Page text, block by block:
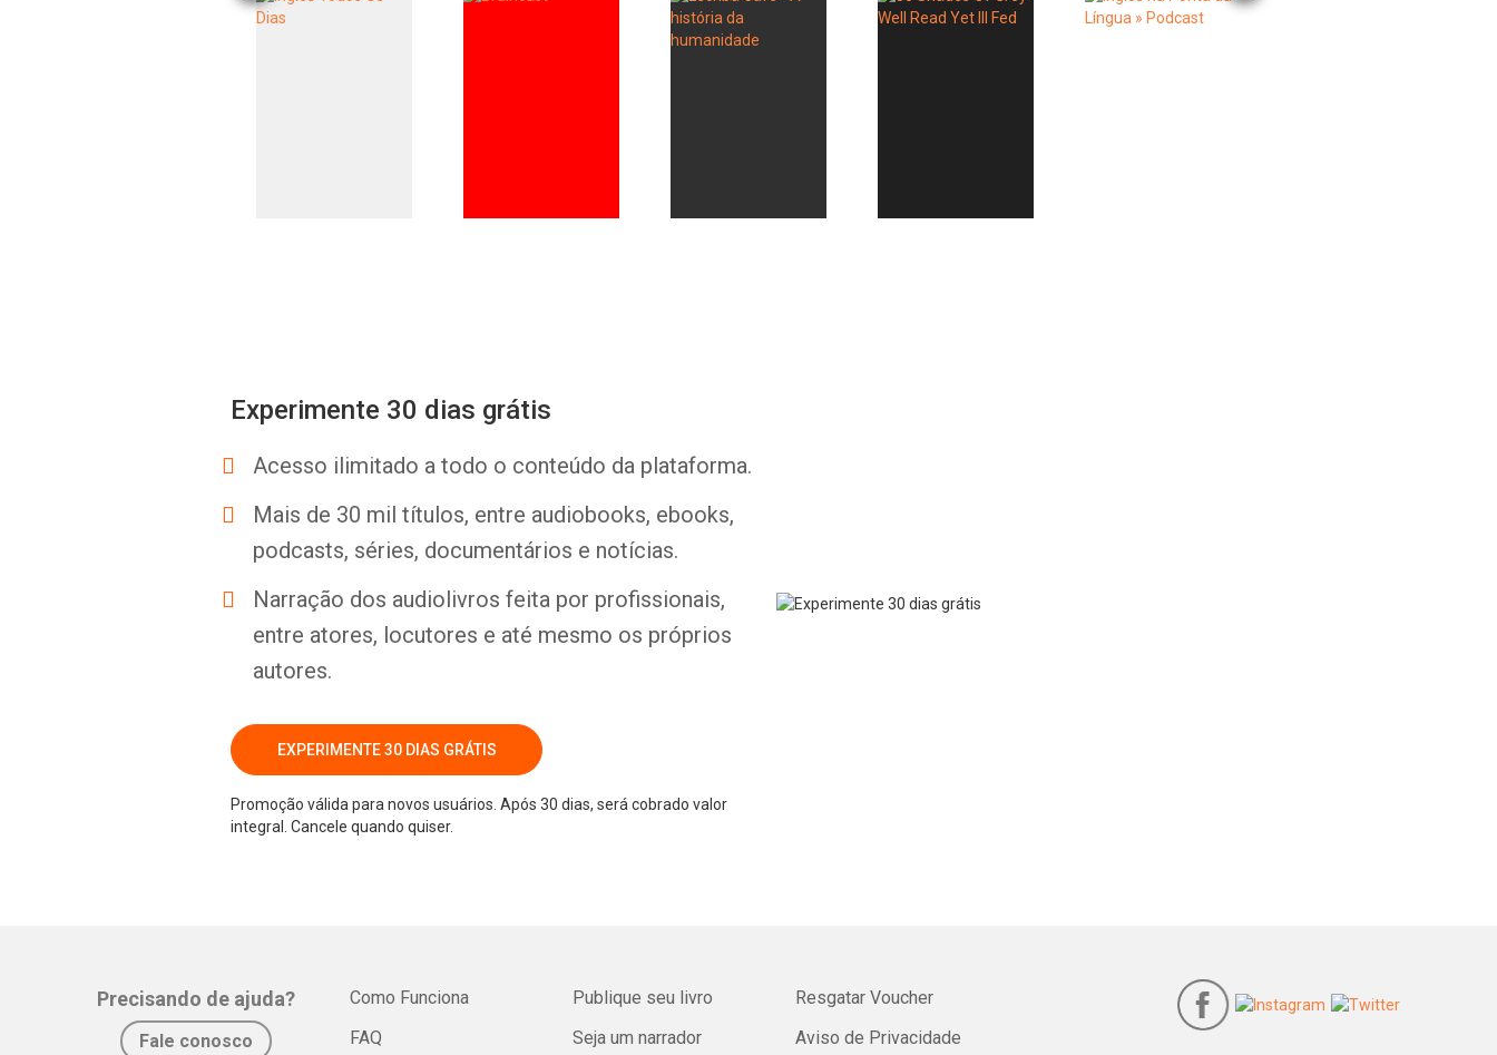
Experimente 30 dias grátis
Acesso ilimitado a todo o conteúdo da plataforma.
Mais de 30 mil títulos, entre audiobooks, ebooks,
podcasts, séries, documentários e notícias.
Narração dos audiolivros feita por profissionais,
entre atores, locutores e até mesmo os próprios
autores.
EXPERIMENTE 30 DIAS GRÁTIS
Promoção válida para novos usuários. Após 30 dias, será cobrado valor
integral. Cancele quando quiser.
Precisando de ajuda?
Fale conosco
Como Funciona
FAQ
Publique seu livro
Seja um narrador
Resgatar Voucher
Aviso de Privacidade